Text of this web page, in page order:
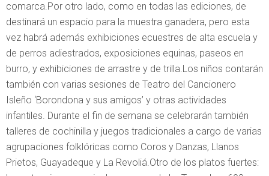
comarca.Por otro lado, como en todas las ediciones, de
destinará un espacio para la muestra ganadera, pero esta
vez habrá además exhibiciones ecuestres de alta escuela y
de perros adiestrados, exposiciones equinas, paseos en
burro, y exhibiciones de arrastre y de trilla.Los niños contarán
también con varias sesiones de Teatro del Cancionero
Isleño ‘Borondona y sus amigos’ y otras actividades
infantiles. Durante el fin de semana se celebrarán también
talleres de cochinilla y juegos tradicionales a cargo de varias
agrupaciones folklóricas como Coros y Danzas, Llanos
Prietos, Guayadeque y La Revoliá.Otro de los platos fuertes: